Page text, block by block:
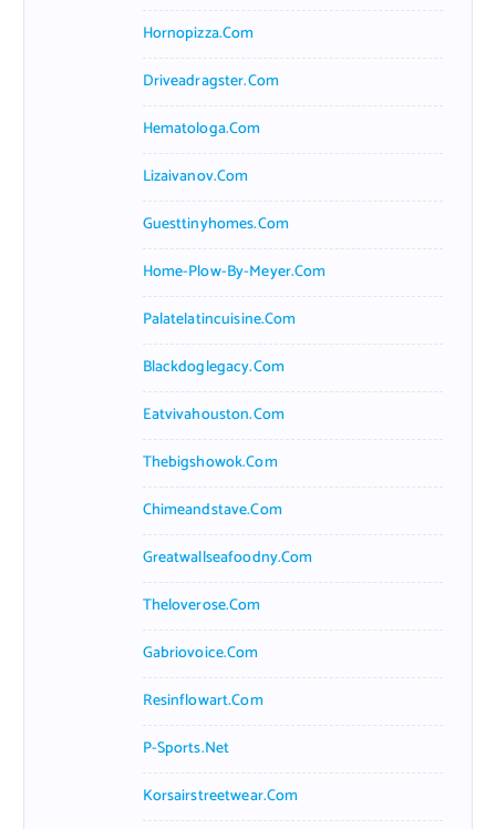
Hornopizza.com
Driveadragster.com
Hematologa.com
Lizaivanov.com
Guesttinyhomes.com
Home-Plow-By-Meyer.com
Palatelatincuisine.com
Blackdoglegacy.com
Eatvivahouston.com
Thebigshowok.com
Chimeandstave.com
Greatwallseafoodny.com
Theloverose.com
Gabriovoice.com
Resinflowart.com
P-Sports.net
Korsairstreetwear.com